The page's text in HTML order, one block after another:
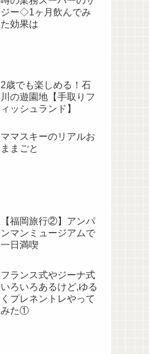
ジー◇1ヶ月飲んでみ
た効果は
2歳でも楽しめる！石
川の遊園地【手取りフ
ィッシュランド】
ママスキーのリアルお
ままごと
【福岡旅行②】アンパ
ンマンミュージアムで
一日満喫
フランス式やジーナ式
いろいろあるけど,ゆる
くプレネントレやって
みた①